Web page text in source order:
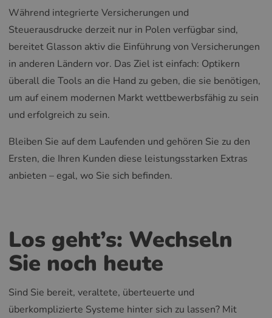
Während integrierte Versicherungen und
Steuerausdrucke derzeit nur in Polen verfügbar sind,
bereitet Glasson aktiv die Einführung von Versicherungen
in anderen Ländern vor. Das Ziel ist einfach: Optikern
überall die Tools an die Hand zu geben, die sie benötigen,
um auf einem modernen Markt wettbewerbsfähig zu sein
und erfolgreich zu sein.
Bleiben Sie auf dem Laufenden und gehören Sie zu den
Ersten, die Ihren Kunden diese leistungsstarken Extras
anbieten – egal, wo Sie sich befinden.
Los geht’s: Wechseln
Sie noch heute
Sind Sie bereit, veraltete, überteuerte und
überkomplizierte Systeme hinter sich zu lassen? Mit